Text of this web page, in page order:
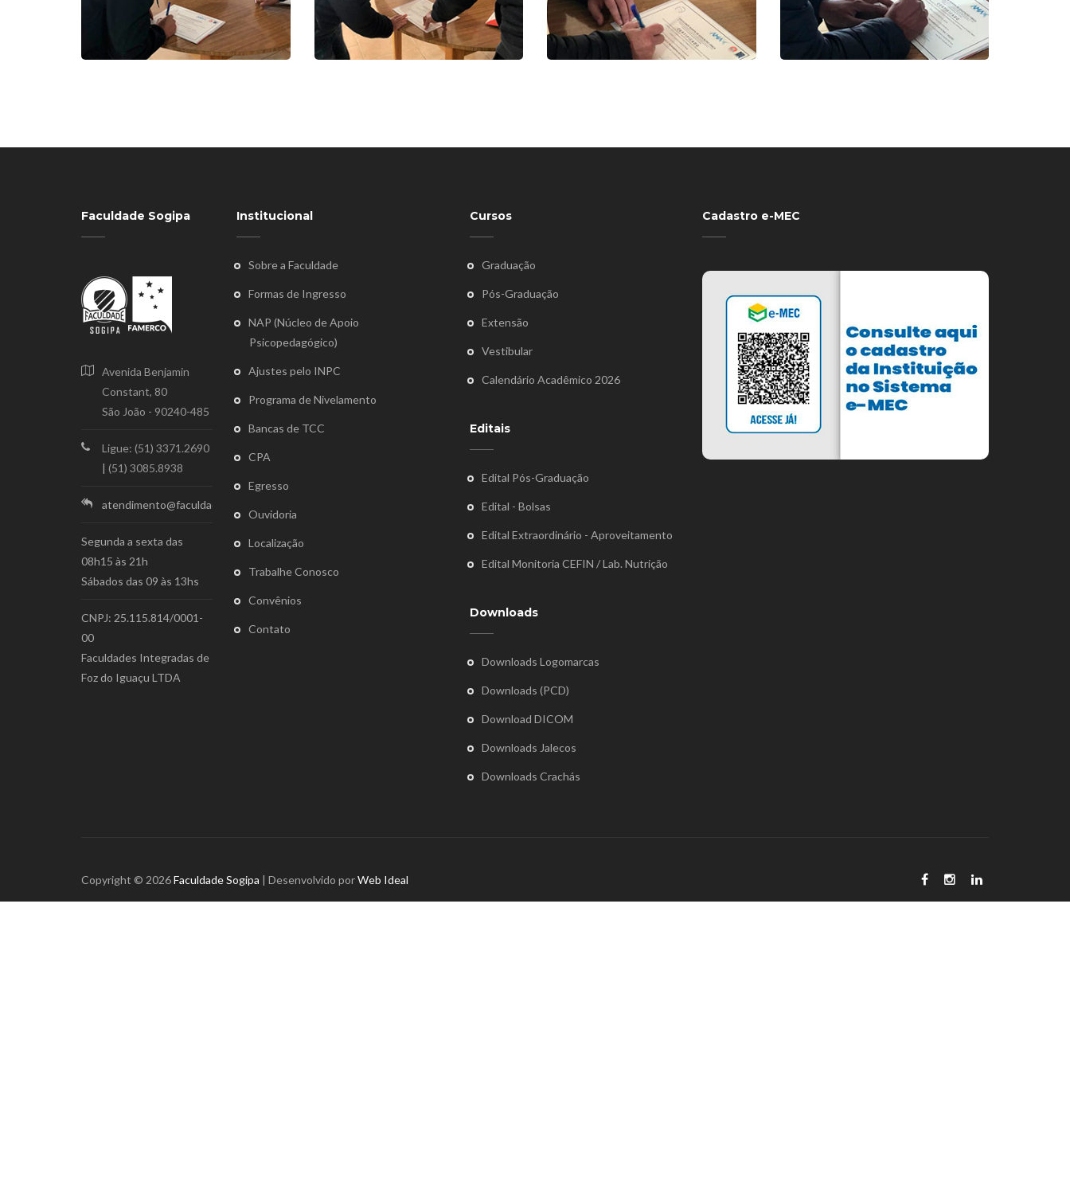
Faculdade Sogipa
Avenida Benjamin
Constant, 80
São João - 90240-485
Ligue: (51) 3371.2690
(51) 3085.8938
atendimento@faculdadesogipa.edu.br
Segunda a sexta das
08h15 às 21h
Sábados das 09 às 13hs
CNPJ: 25.115.814/0001-
00
Faculdades Integradas de
Foz do Iguaçu LTDA
Institucional
Sobre a Faculdade
Formas de Ingresso
NAP (Núcleo de Apoio
Psicopedagógico)
Ajustes pelo INPC
Programa de Nivelamento
Bancas de TCC
CPA
Egresso
Ouvidoria
Localização
Trabalhe Conosco
Convênios
Contato
Cursos
Graduação
Pós-Graduação
Extensão
Vestibular
Calendário Acadêmico 2026
Editais
Edital Pós-Graduação
Edital - Bolsas
Edital Extraordinário - Aproveitamento
Edital Monitoria CEFIN / Lab. Nutrição
Downloads
Downloads Logomarcas
Downloads (PCD)
Download DICOM
Downloads Jalecos
Downloads Crachás
Cadastro e-MEC
Copyright © 2026Faculdade Sogipa | Desenvolvido porWeb Ideal